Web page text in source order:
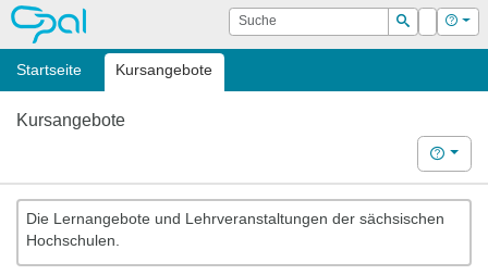
OPAL Suche
Suchen
Login Hilfe
Startseite Kursangebote
Kursangebote
Hilfe
Die Lernangebote und Lehrveranstaltungen der sächsischen
Hochschulen.